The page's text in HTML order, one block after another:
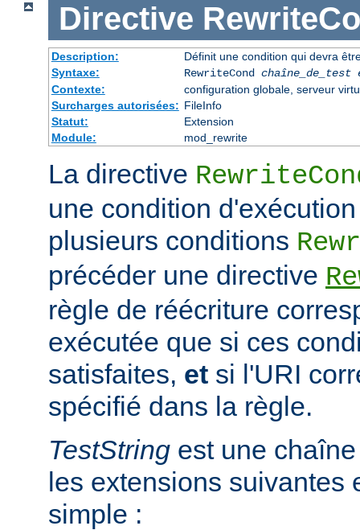
Directive
Description:
Définit une condition qui devra
Syntaxe:
RewriteCond chaîne_de_test
Contexte:
configuration globale, serveur
Surcharges autorisées: FileInfo
Statut:
Extension
Module:
mod_rewrite
La directive
une condition
plusieurs conditions
précéder une directive
règle de réécriture
exécutée que si ces
satisfaites, et si l'URI
spécifié dans la règle.
TestString est une
les extensions suivantes
simple :